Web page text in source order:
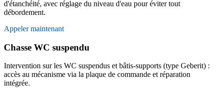
d'étanchéité, avec réglage du niveau d'eau pour éviter tout
débordement.
Appeler maintenant
Chasse WC suspendu
Intervention sur les WC suspendus et bâtis-supports (type Geberit) :
accès au mécanisme via la plaque de commande et réparation
intégrée.